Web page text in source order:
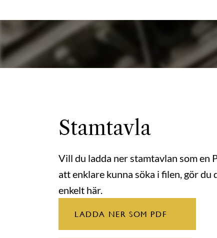
Stamtavla
Vill du ladda ner stamtavlan som en
att enklare kunna söka i filen, gör du
enkelt här.
LADDA NER SOM PDF